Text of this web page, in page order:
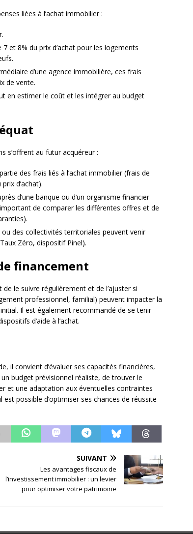
liées à l’achat immobilier :
et 8% du prix d’achat pour les logements
d’une agence immobilière, ces frais
de vente.
en estimer le coût et les intégrer au budget
s’offrent au futur acquéreur :
des frais liés à l’achat immobilier (frais de
d’achat).
d’une banque ou d’un organisme financier
de comparer les différentes offres et de
ou des collectivités territoriales peuvent venir
Zéro, dispositif Pinel).
financement
le suivre régulièrement et de l’ajuster si
professionnel, familial) peuvent impacter la
Il est également recommandé de se tenir
d’aide à l’achat.
il convient d’évaluer ses capacités financières,
budget prévisionnel réaliste, de trouver le
et une adaptation aux éventuelles contraintes
possible d’optimiser ses chances de réussite
SUIVANT
Les avantages fiscaux de
l’investissement immobilier : un levier
pour optimiser votre patrimoine